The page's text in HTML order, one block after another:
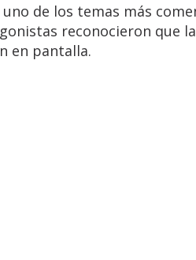
de los temas más
reconocieron que la
en pantalla.